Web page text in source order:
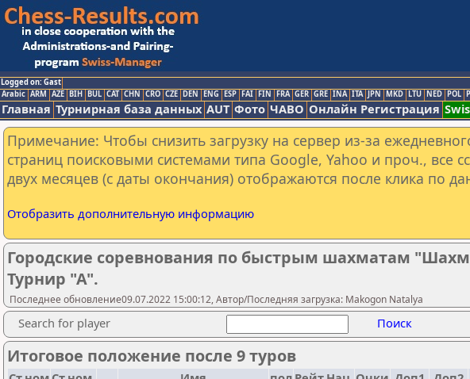
Logged on: Gast
Arabic ARM AZE BIH BUL CAT CHN CRO CZE DEN ENG ESP FAI FIN FRA GER GRE INA ITA JPN MKD LTU NED POL
Главная Турнирная база данных AUT Фото ЧАВО Онлайн Регистрация
Примечание: Чтобы снизить загрузку на сервер из-за
страниц поисковыми системами типа Google, Yahoo и проч., все
двух месяцев (с даты окончания) отображаются после клика по
Отобразить дополнительную информацию
Городские соревнования по быстрым шахматам
Турнир "А".
Последнее обновление09.07.2022 15:00:12, Автор/Последняя загрузка: Makogon Natalya
Search for player Поиск
Итоговое положение после 9 туров